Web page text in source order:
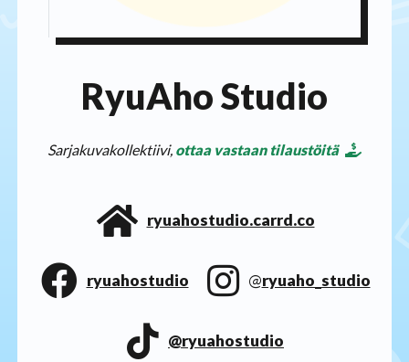
RyuAho Studio
Sarjakuvakollektiivi, ottaa vastaan tilaustöitä
ryuahostudio.carrd.co
ryuahostudio @ryuaho_studio
@ryuahostudio